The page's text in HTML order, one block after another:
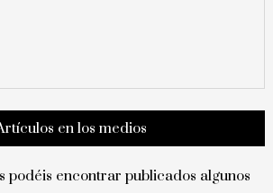
en los medios
podéis encontrar publicados algunos